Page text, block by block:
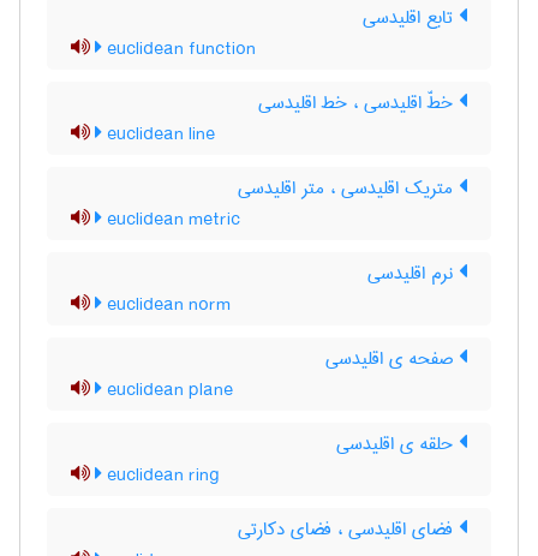
تابع اقلیدسی
euclidean function
خطّ اقلیدسی ، خط اقلیدسی
euclidean line
متریک اقلیدسی ، متر اقلیدسی
euclidean metric
نرم اقلیدسی
euclidean norm
صفحه ی اقلیدسی
euclidean plane
حلقه ی اقلیدسی
euclidean ring
فضای اقلیدسی ، فضای دکارتی